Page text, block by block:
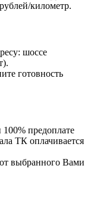
километр.
шоссе
готовность
предоплате
ТК оплачивается
выбранного Вами